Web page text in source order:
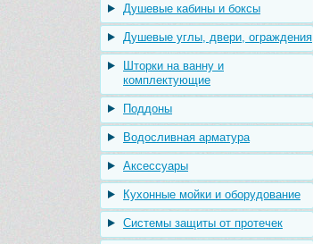
Душевые кабины и боксы
Душевые углы, двери, ограждения
Шторки на ванну и
комплектующие
Поддоны
Водосливная арматура
Аксессуары
Кухонные мойки и оборудование
Системы защиты от протечек